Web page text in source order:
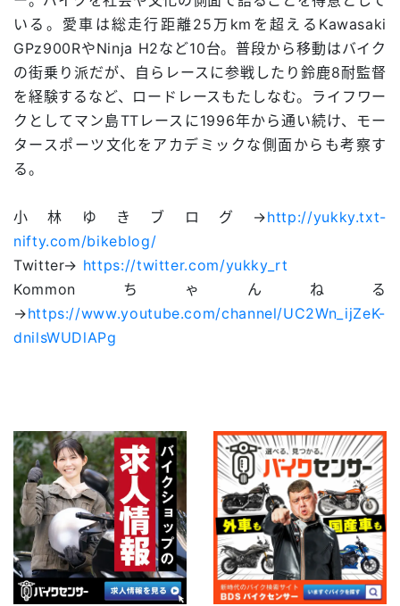
いる。愛車は総走行距離25万kmを超えるKawasaki
GPz900RやNinja H2など10台。普段から移動はバイク
の街乗り派だが、自らレースに参戦したり鈴鹿8耐監督
を経験するなど、ロードレースもたしなむ。ライフワー
クとしてマン島TTレースに1996年から通い続け、モー
タースポーツ文化をアカデミックな側面からも考察す
る。
小林ゆきブログ→http://yukky.txt-
nifty.com/bikeblog/
Twitter→ https://twitter.com/yukky_rt
Kommonちゃんねる
→https://www.youtube.com/channel/UC2Wn_ijZeK-
dnilsWUDlAPg